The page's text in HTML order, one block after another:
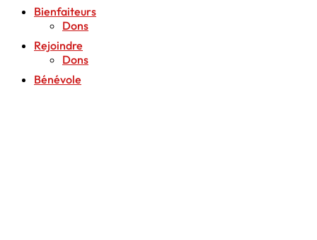
Bienfaiteurs
Dons
Rejoindre
Dons
Bénévole